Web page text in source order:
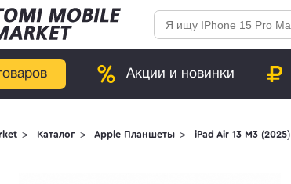
Акции и новинки
Каталог Apple Планшеты iPad Air 13 M3 (2025)